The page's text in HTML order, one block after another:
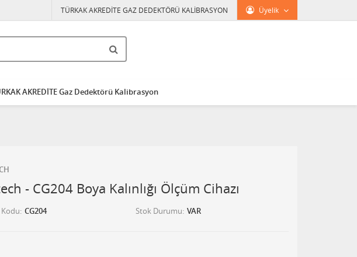
Üyelik
TÜRKAK AKREDİTE GAZ DEDEKTÖRÜ KALİBRASYON
AKREDİTE Gaz Dedektörü Kalibrasyon
- CG204 Boya Kalınlığı Ölçüm Cihazı
CG204 Stok Durumu VAR